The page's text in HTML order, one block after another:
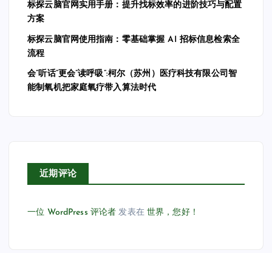
标探云脑官网实用手册：提升找标效率的进阶技巧与配置
方案
标探云脑官网使用指南：零基础掌握 AI 招标信息检索全
流程
会”听话”更会”读呼吸”:柯尔（苏州）医疗科技有限公司智
能制氧机把家庭氧疗带入算法时代
近期评论
一位 WordPress 评论者 发表在世界，您好！